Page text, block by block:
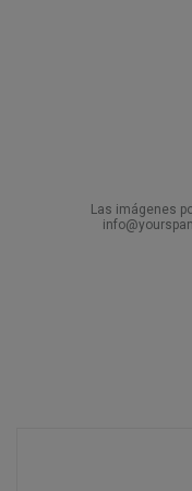
Las imágenes